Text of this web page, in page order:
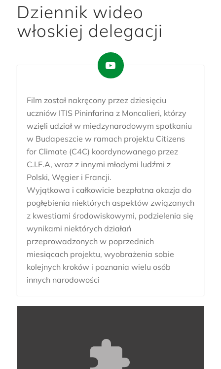
Dziennik wideo
włoskiej delegacji
Film został nakręcony przez dziesięciu
uczniów ITIS Pininfarina z Moncalieri, którzy
wzięli udział w międzynarodowym spotkaniu
w Budapeszcie w ramach projektu Citizens
for Climate (C4C) koordynowanego przez
C.I.F.A, wraz z innymi młodymi ludźmi z
Polski, Węgier i Francji.
Wyjątkowa i całkowicie bezpłatna okazja do
pogłębienia niektórych aspektów związanych
z kwestiami środowiskowymi, podzielenia się
wynikami niektórych działań
przeprowadzonych w poprzednich
miesiącach projektu, wyobrażenia sobie
kolejnych kroków i poznania wielu osób
innych narodowości